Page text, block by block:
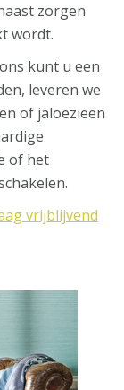
zorgen
wordt.
kunt u een
leveren we
of jaloezieën
of het
vrijblijvend